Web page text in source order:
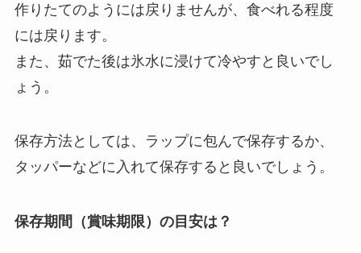
作りたてのようには戻りませんが、食べれる程度
には戻ります。
また、茹でた後は氷水に浸けて冷やすと良いでし
ょう。
保存方法としては、ラップに包んで保存するか、
タッパーなどに入れて保存すると良いでしょう。
保存期間（賞味期限）の目安は？